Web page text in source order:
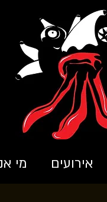
אירועים מי